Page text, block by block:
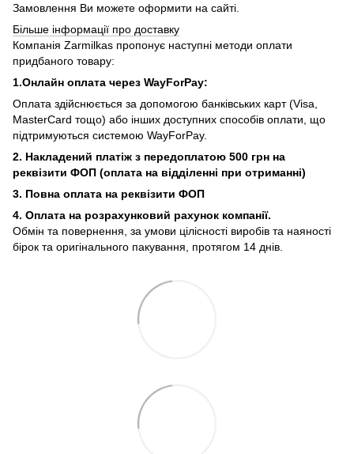
Замовлення Ви можете оформити на сайті.
Більше інформації про доставку
Компанія Zarmilkas пропонує наступні методи оплати
придбаного товару:
1.Онлайн оплата через WayForPay:
Оплата здійснюється за допомогою банківських карт (Visa,
MasterCard тощо) або інших доступних способів оплати, що
підтримуються системою WayForPay.
2. Накладений платіж з передоплатою 500 грн на
реквізити ФОП (оплата на відділенні при отриманні)
3. Повна оплата на реквізити ФОП
4. Оплата на розрахунковий рахунок компанії.
Обмін та повернення, за умови цілісності виробів та наяності
бірок та оригінального пакування, протягом 14 днів.